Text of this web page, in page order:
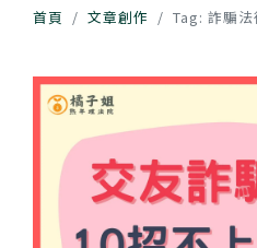
首頁 文章創作 Tag: 詐騙法